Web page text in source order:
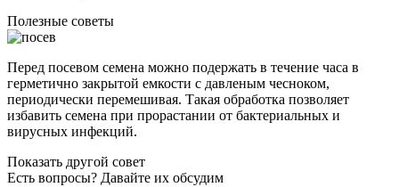
Полезные советы
Перед посевом семена можно подержать в течение часа в
герметично закрытой емкости с давленым чесноком,
периодически перемешивая. Такая обработка позволяет
избавить семена при прорастании от бактериальных и
вирусных инфекций.
Показать другой совет
Есть вопросы? Давайте их обсудим